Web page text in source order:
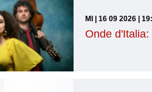
MI | 16 09 2026 |
Onde